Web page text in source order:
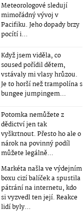
Meteorologové sledují
mimořádný vývoj v
Pacifiku. Jeho dopady brzy
pocítí i...
Když jsem viděla, co
soused pořídil dětem,
vstávaly mi vlasy hrůzou.
Je to horší než trampolína s
bungee jumpingem...
Potomka nemůžete z
dědictví jen tak
vyškrtnout. Přesto ho ale o
nárok na povinný podíl
můžete legálně...
Markéta našla ve výdejním
boxu cizí balíček a spustila
pátrání na internetu, kdo
si vyzvedl ten její. Reakce
lidí byly...